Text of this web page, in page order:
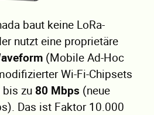
baut keine LoRa-
nutzt eine proprietäre
(Mobile Ad-Hoc
Wi-Fi-Chipsets
bis zu80 Mbps (neue
Das ist Faktor 10.000